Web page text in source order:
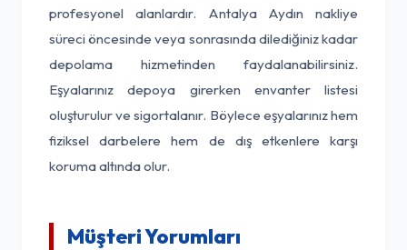
profesyonel alanlardır. Antalya Aydın nakliye
süreci öncesinde veya sonrasında dilediğiniz kadar
depolama hizmetinden faydalanabilirsiniz.
Eşyalarınız depoya girerken envanter listesi
oluşturulur ve sigortalanır. Böylece eşyalarınız hem
fiziksel darbelere hem de dış etkenlere karşı
koruma altında olur.
Müşteri Yorumları